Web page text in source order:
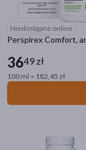
Niedostępne online
Perspirex Comfort,
3649 zł
100 ml = 182,45 zł